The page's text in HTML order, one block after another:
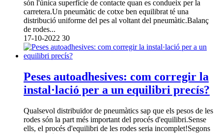
són l'única superfície de contacte quan es condueix per la
carretera.Un pneumàtic de cotxe ben equilibrat té una
distribució uniforme del pes al voltant del pneumàtic.Balanç
de rodes...
17-10-2022 30
Peses autoadhesives: com corregir la
instal·lació per a un equilibri precís?
Qualsevol distribuïdor de pneumàtics sap que els pesos de les
rodes són la part més important del procés d'equilibri.Sense
ells, el procés d'equilibri de les rodes seria incomplet!Segons